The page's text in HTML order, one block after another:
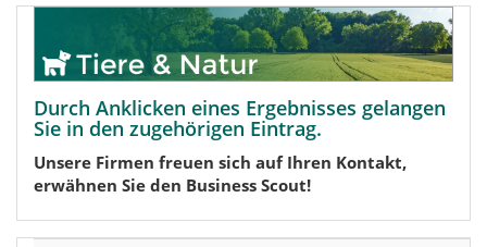
Durch Anklicken eines Ergebnisses gelangen
Sie in den zugehörigen Eintrag.
Unsere Firmen freuen sich auf Ihren Kontakt,
erwähnen Sie den Business Scout!